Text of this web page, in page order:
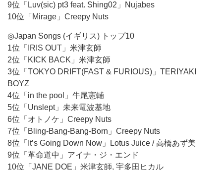
9位「Luv(sic) pt3 feat. Shing02」Nujabes
10位「Mirage」Creepy Nuts
◎Japan Songs (イギリス) トップ10
1位「IRIS OUT」米津玄師
2位「KICK BACK」米津玄師
3位「TOKYO DRIFT(FAST & FURIOUS)」TERIYAKI
BOYZ
4位「in the pool」牛尾憲輔
5位「Unslept」未来電波基地
6位「オトノケ」Creepy Nuts
7位「Bling-Bang-Bang-Born」Creepy Nuts
8位「It’s Going Down Now」Lotus Juice / 高橋あず美
9位「革命道中」アイナ・ジ・エンド
10位「JANE DOE」米津玄師, 宇多田ヒカル